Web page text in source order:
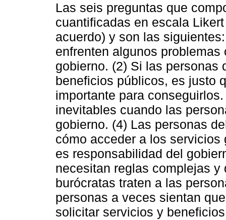
Las seis preguntas que
cuantificadas en escala
acuerdo) y son las
enfrenten algunos
gobierno. (2) Si las personas
beneficios públicos, es justo
importante para
inevitables cuando las
gobierno. (4) Las personas
cómo acceder a los
es responsabilidad del
necesitan reglas complejas
burócratas traten a las
personas a veces sientan
solicitar servicios y